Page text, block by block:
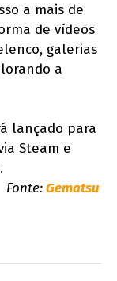
a mais de
de vídeos
galerias
a
lançado para
Steam e
Fonte:Gematsu